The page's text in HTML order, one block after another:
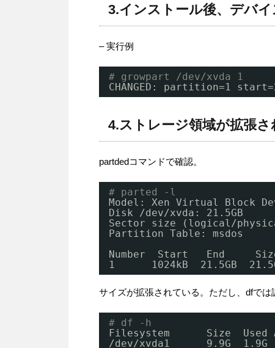
3.インストール後、デバ
– 実行例
# growpart /dev/xvda 1
CHANGED: partition=1
4.ストレージ領域が拡張
partdedコマンドで確認。
# parted -l
Model: Xen Virtual Block
Disk /dev/xvda : 21.5GB
Sector size (logical/
Partition Table: msdos
Number  Start   End
1      1024kB  21.5GB
サイズが拡張されている。ただし、dfでは
# df -h
Filesystem      Size  Used
/dev/xvda1
9.9G  1.9G